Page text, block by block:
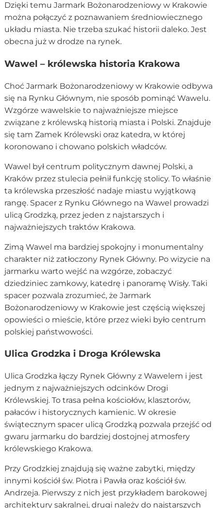
Dzięki temu Jarmark Bożonarodzeniowy w Krakowie
można połączyć z poznawaniem średniowiecznego
układu miasta. Nie trzeba szukać historii daleko. Jest
obecna już w drodze na rynek.
Wawel – królewska historia Krakowa
Choć Jarmark Bożonarodzeniowy w Krakowie odbywa
się na Rynku Głównym, nie sposób pominąć Wawelu.
Wzgórze wawelskie to najważniejsze miejsce
związane z królewską historią miasta i Polski. Znajduje
się tam Zamek Królewski oraz katedra, w której
koronowano i chowano polskich władców.
Wawel był centrum politycznym dawnej Polski, a
Kraków przez stulecia pełnił funkcję stolicy. To właśnie
ta królewska przeszłość nadaje miastu wyjątkową
rangę. Spacer z Rynku Głównego na Wawel prowadzi
ulicą Grodzką, przez jeden z najstarszych i
najważniejszych traktów Krakowa.
Zimą Wawel ma bardziej spokojny i monumentalny
charakter niż zatłoczony Rynek Główny. Po wizycie na
jarmarku warto wejść na wzgórze, zobaczyć
dziedziniec zamkowy, katedrę i panoramę Wisły. Taki
spacer pozwala zrozumieć, że Jarmark
Bożonarodzeniowy w Krakowie jest częścią większej
opowieści o mieście, które przez wieki było centrum
polskiej państwowości.
Ulica Grodzka i Droga Królewska
Ulica Grodzka łączy Rynek Główny z Wawelem i jest
jednym z najważniejszych odcinków Drogi
Królewskiej. To trasa pełna kościołów, klasztorów,
pałaców i historycznych kamienic. W okresie
świątecznym spacer ulicą Grodzką pozwala przejść od
gwaru jarmarku do bardziej dostojnej atmosfery
królewskiego Krakowa.
Przy Grodzkiej znajdują się ważne zabytki, między
innymi kościół św. Piotra i Pawła oraz kościół św.
Andrzeja. Pierwszy z nich jest przykładem barokowej
architektury sakralnej, drugi należy do najstarszych